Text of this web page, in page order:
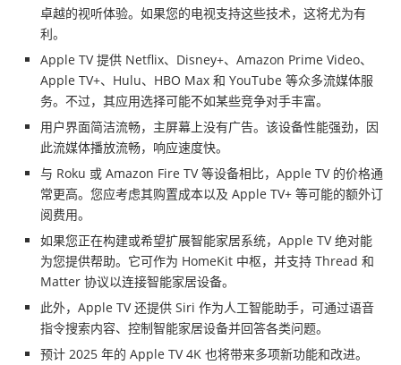
卓越的视听体验。如果您的电视支持这些技术，这将尤为有
利。
Apple TV 提供 Netflix、Disney+、Amazon Prime Video、
Apple TV+、Hulu、HBO Max 和 YouTube 等众多流媒体服
务。不过，其应用选择可能不如某些竞争对手丰富。
用户界面简洁流畅，主屏幕上没有广告。该设备性能强劲，因
此流媒体播放流畅，响应速度快。
与 Roku 或 Amazon Fire TV 等设备相比，Apple TV 的价格通
常更高。您应考虑其购置成本以及 Apple TV+ 等可能的额外订
阅费用。
如果您正在构建或希望扩展智能家居系统，Apple TV 绝对能
为您提供帮助。它可作为 HomeKit 中枢，并支持 Thread 和
Matter 协议以连接智能家居设备。
此外，Apple TV 还提供 Siri 作为人工智能助手，可通过语音
指令搜索内容、控制智能家居设备并回答各类问题。
预计 2025 年的 Apple TV 4K 也将带来多项新功能和改进。